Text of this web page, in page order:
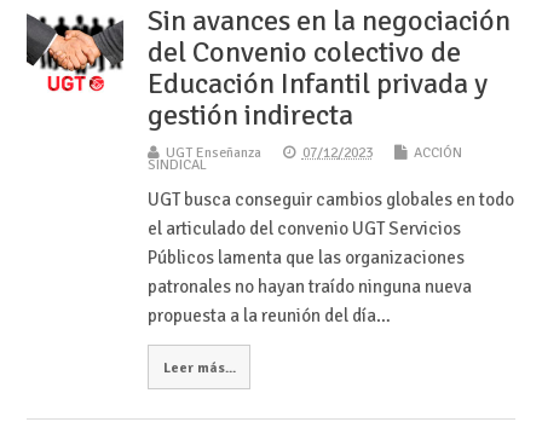
Sin avances en la negociación
del Convenio colectivo de
Educación Infantil privada y
gestión indirecta
UGT Enseñanza 07/12/2023 ACCIÓN
SINDICAL
UGT busca conseguir cambios globales en todo
el articulado del convenio UGT Servicios
Públicos lamenta que las organizaciones
patronales no hayan traído ninguna nueva
propuesta a la reunión del día…
Leer más...